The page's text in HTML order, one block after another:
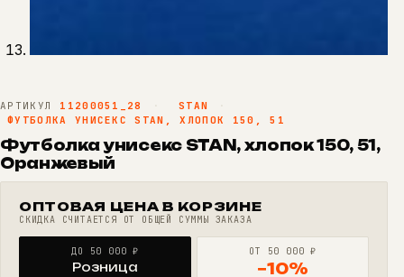
АРТИКУЛ 11200051_28 · STAN
·
ФУТБОЛКА УНИСЕКС STAN, ХЛОПОК 150, 51
Футболка унисекс STAN, хлопок 150, 51,
Оранжевый
ОПТОВАЯ ЦЕНА В КОРЗИНЕ
СКИДКА СЧИТАЕТСЯ ОТ ОБЩЕЙ СУММЫ ЗАКАЗА
ДО 50 000 ₽
Розница
ОТ 50 000 ₽
−10%